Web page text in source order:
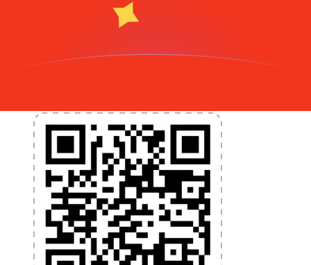
et la gestion de vos devises. Convertissez des devises,
programmez des alertes de taux et transférez de
l'application dès aujourd'hui !